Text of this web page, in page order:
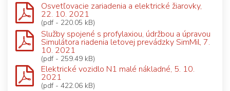
Osvetľovacie zariadenia a elektrické žiarovky,
22. 10. 2021
(pdf - 220.05 kB)
Služby spojené s profylaxiou, údržbou a úpravou
Simulátora riadenia letovej prevádzky SimMil, 7.
10. 2021
(pdf - 259.49 kB)
Elektrické vozidlo N1 malé nákladné, 5. 10.
2021
(pdf - 422.06 kB)